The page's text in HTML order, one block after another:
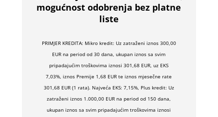
mogućnost odobrenja bez platne
liste
PRIMJER KREDITA: Mikro kredit: Uz zatraženi iznos 300,00
EUR na period od 30 dana, ukupan iznos sa svim
pripadajućim troškovima iznosi 301,68 EUR, uz EKS
7,03%, iznos Premije 1,68 EUR te iznos mjesečne rate
301,68 EUR (1 rata). Najveća EKS: 7,15%, Plus kredit: Uz
zatraženi iznos 1.000,00 EUR na period od 150 dana,
ukupan iznos sa svim pripadajućim troškovima iznosi